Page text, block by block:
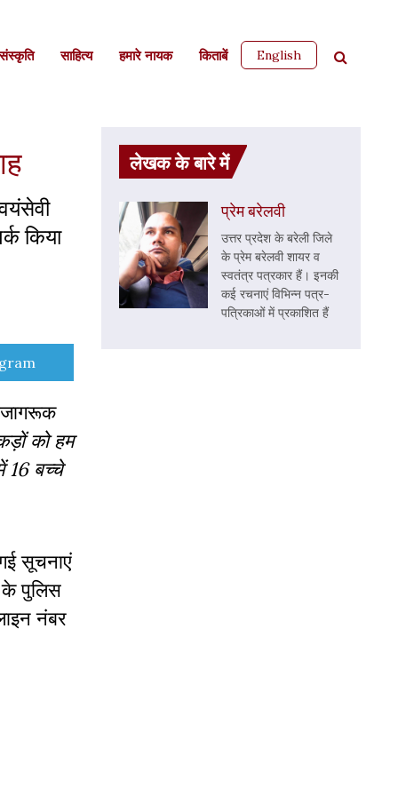
साहित्‍य हमारे नायक किताबें English
किया
को हम
16 बच्चे
सूचनाएं
के पुलिस
नंबर
लेखक के बारे में
प्रेम बरेलवी
उत्तर प्रदेश के बरेली जिले
के प्रेम बरेलवी शायर व
स्वतंत्र पत्रकार हैं। इनकी
कई रचनाएं विभिन्न पत्र-
पत्रिकाओं में प्रकाशित हैं